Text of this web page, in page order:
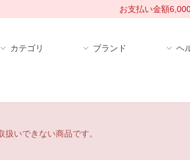
お支払い金額
カテゴリ ブランド ヘ
いできない商品です。